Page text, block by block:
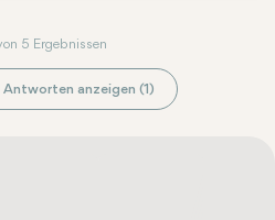
5 Ergebnissen
Antworten anzeigen (1)